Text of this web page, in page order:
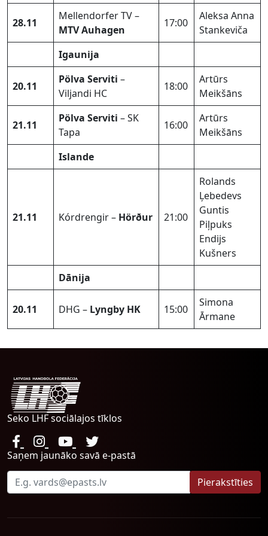
28.11
Mellendorfer TV –
MTV Auhagen
17:00
Aleksa Anna
Stankeviča
Igaunija
20.11
Pölva Serviti –
Viljandi HC
18:00
Artūrs
Meikšāns
21.11
Pölva Serviti – SK
Tapa
16:00
Artūrs
Meikšāns
Islande
21.11 Kórdrengir – Hörður 21:00
Rolands
Ļebedevs
Guntis
Piļpuks
Endijs
Kušners
Dānija
20.11 DHG – Lyngby HK 15:00
Simona
Ārmane
Seko LHF sociālajos tīklos
Saņem jaunāko savā e-pastā